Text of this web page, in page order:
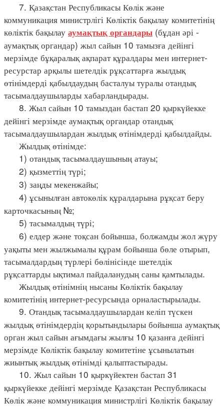
7. Қазақстан Республикасы Көлік және
коммуникация министрлігі Көліктік бақылау комитетінің
көліктік бақылау аумақтық органдары (бұдан әрі -
аумақтық органдар) жыл сайын 10 тамызға дейінгі
мерзімде бұқаралық ақпарат құралдары мен интернет-
ресурстар арқылы шетелдік рұқсаттарға жылдық
өтінімдерді қабылдаудың басталуы туралы отандық
тасымалдаушыларды хабарландырады.
8. Жыл сайын 10 тамыздан бастап 20 қыркүйекке
дейінгі мерзімде аумақтық органдар отандық
тасымалдаушылардан жылдық өтінімдерді қабылдайды.
Жылдық өтінімде:
1) отандық тасымалдаушының атауы;
2) қызметтің түрі;
3) заңды мекенжайы;
4) ұсынылған автокөлік құралдарына рұқсат беру
карточкасының №;
5) тасымалдың түрі;
6) елдер және тоқсан бойынша, болжамды жол жүру
уақыты мен жылжымалы құрам бойынша бөле отырып,
тасымалдардың түрлері бөлінісінде шетелдік
рұқсаттарды ықтимал пайдаланудың саны қамтылады.
Жылдық өтінімнің нысаны Көліктік бақылау
комитетінің интернет-ресурсында орналастырылады.
9. Отандық тасымалдаушылардан келіп түскен
жылдық өтінімдердің қорытындылары бойынша аумақтық
орган жыл сайын ағымдағы жылғы 10 қазанға дейінгі
мерзімде Көліктік бақылау комитетіне ұсынылатын
жиынтық жылдық өтінімді қалыптастырады.
10. Жыл сайын 10 қыркүйектен бастап 31
қыркүйекке дейінгі мерзімде Қазақстан Республикасы
Көлік және коммуникация министрлігі Көліктік бақылау